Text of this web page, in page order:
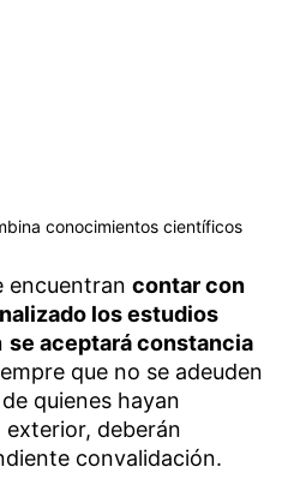
conocimientos científicos
encuentran contar con
los estudios
se aceptará constancia
que no se adeuden
quienes hayan
exterior, deberán
convalidación.